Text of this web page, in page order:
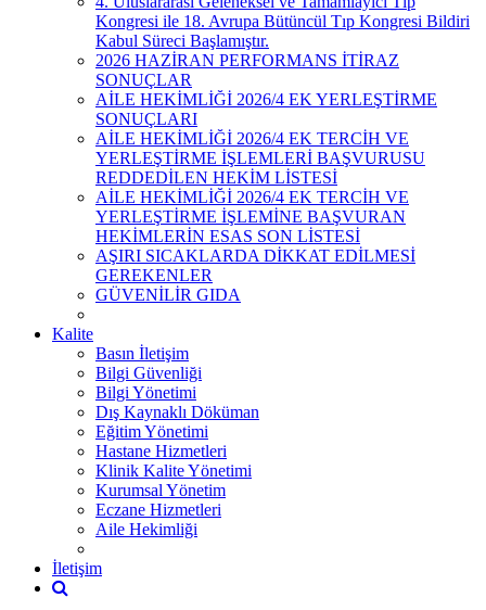
Kongresi ile 18. Avrupa Bütüncül Tıp Kongresi Bildiri
Kabul Süreci Başlamıştır.
2026 HAZİRAN PERFORMANS İTİRAZ
SONUÇLAR
AİLE HEKİMLİĞİ 2026/4 EK YERLEŞTİRME
SONUÇLARI
AİLE HEKİMLİĞİ 2026/4 EK TERCİH VE
YERLEŞTİRME İŞLEMLERİ BAŞVURUSU
REDDEDİLEN HEKİM LİSTESİ
AİLE HEKİMLİĞİ 2026/4 EK TERCİH VE
YERLEŞTİRME İŞLEMİNE BAŞVURAN
HEKİMLERİN ESAS SON LİSTESİ
AŞIRI SICAKLARDA DİKKAT EDİLMESİ
GEREKENLER
GÜVENİLİR GIDA
Kalite
Basın İletişim
Bilgi Güvenliği
Bilgi Yönetimi
Dış Kaynaklı Döküman
Eğitim Yönetimi
Hastane Hizmetleri
Klinik Kalite Yönetimi
Kurumsal Yönetim
Eczane Hizmetleri
Aile Hekimliği
İletişim